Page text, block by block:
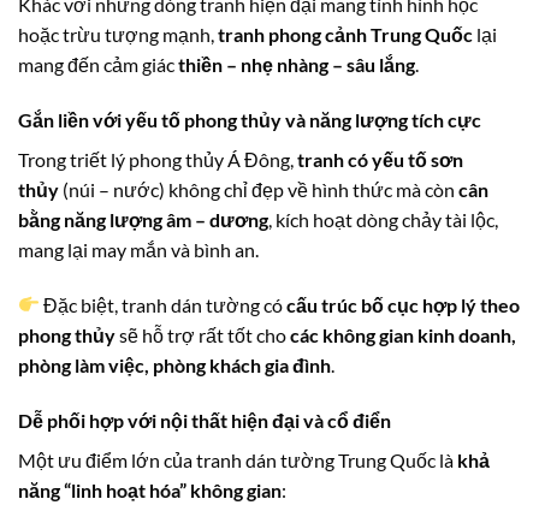
hoặc trừu tượng mạnh,tranh phong cảnh Trung Quốc lại
mang đến cảm giácthiền – nhẹ nhàng – sâu lắng.
Gắn liền với yếu tố phong thủy và năng lượng tích cực
Trong triết lý phong thủy Á Đông,tranh có yếu tố sơn
thủy (núi – nước) không chỉ đẹp về hình thức mà còn cân
bằng năng lượng âm – dương, kích hoạt dòng chảy tài lộc,
mang lại may mắn và bình an.
Đặc biệt, tranh dán tường cócấu trúc bố cục hợp lý theo
phong thủysẽ hỗ trợ rất tốt chocác không gian kinh doanh,
phòng làm việc, phòng khách gia đình
Dễ phối hợp với nội thất hiện đại và cổ điển
Một ưu điểm lớn của tranh dán tường Trung Quốc là khả
năng “linh hoạt hóa” không gian: